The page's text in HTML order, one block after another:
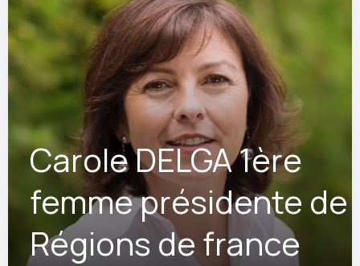
Carole DELGA 1ère
femme présidente de
Régions de france